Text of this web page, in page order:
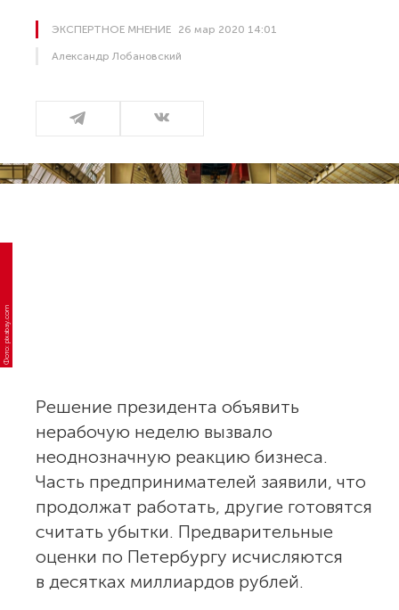
ЭКСПЕРТНОЕ МНЕНИЕ 26 мар 2020 14:01
Александр Лобановский
Фото: pixabay.com
Решение президента объявить
нерабочую неделю вызвало
неоднозначную реакцию бизнеса.
Часть предпринимателей заявили, что
продолжат работать, другие готовятся
считать убытки. Предварительные
оценки по Петербургу исчисляются
в десятках миллиардов рублей.